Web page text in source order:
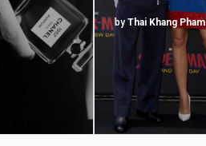
byThai Khang Pham